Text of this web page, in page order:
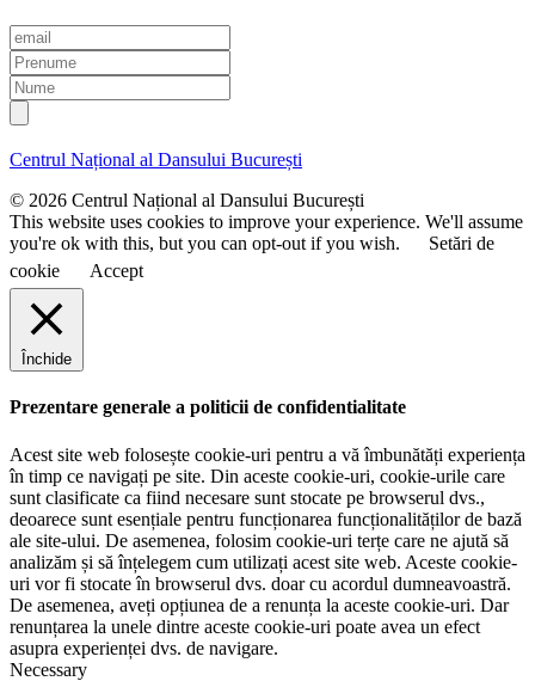
E
m
a
i
l
P
r
e
n
m
N
u
m
e
Centrul Național al Dansului București
© 2026 Centrul Național al Dansului București
This website uses cookies to improve your experience. We'll assume
you're ok with this, but you can opt-out if you wish.
Setări de
cookie
Accept
Închide
Prezentare generale a politicii de confidentialitate
Acest site web folosește cookie-uri pentru a vă îmbunătăți experiența
în timp ce navigați pe site. Din aceste cookie-uri, cookie-urile care
sunt clasificate ca fiind necesare sunt stocate pe browserul dvs.,
deoarece sunt esențiale pentru funcționarea funcționalităților de bază
ale site-ului. De asemenea, folosim cookie-uri terțe care ne ajută să
analizăm și să înțelegem cum utilizați acest site web. Aceste cookie-
uri vor fi stocate în browserul dvs. doar cu acordul dumneavoastră.
De asemenea, aveți opțiunea de a renunța la aceste cookie-uri. Dar
renunțarea la unele dintre aceste cookie-uri poate avea un efect
asupra experienței dvs. de navigare.
Necessary